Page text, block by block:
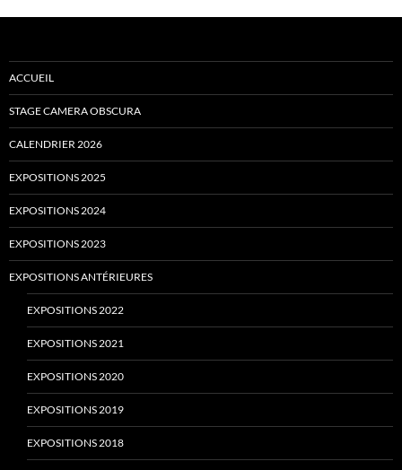
ACCUEIL
STAGE CAMERA OBSCURA
CALENDRIER 2026
EXPOSITIONS 2025
EXPOSITIONS 2024
EXPOSITIONS 2023
EXPOSITIONS ANTÉRIEURES
EXPOSITIONS 2022
EXPOSITIONS 2021
EXPOSITIONS 2020
EXPOSITIONS 2019
EXPOSITIONS 2018